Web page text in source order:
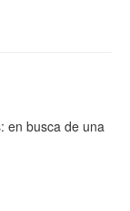
en busca de una